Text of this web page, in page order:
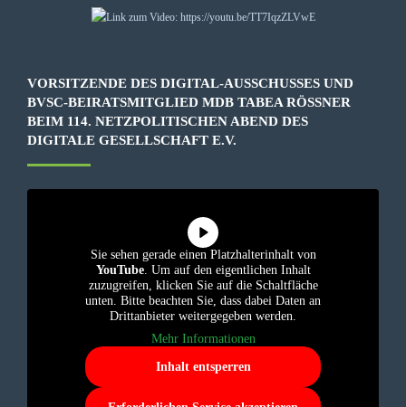
VORSITZENDE DES DIGITAL-AUSSCHUSSES UND
BVSC-BEIRATSMITGLIED MDB TABEA RÖSSNER B
EIM 114. NETZPOLITISCHEN ABEND DES D
IGITALE GESELLSCHAFT E.V.
Sie sehen gerade einen Platzhalterinhalt von
YouTube. Um auf den eigentlichen Inhalt
zuzugreifen, klicken Sie auf die Schaltfläche
unten. Bitte beachten Sie, dass dabei Daten an
Drittanbieter weitergegeben werden.
Mehr Informationen
Inhalt entsperren